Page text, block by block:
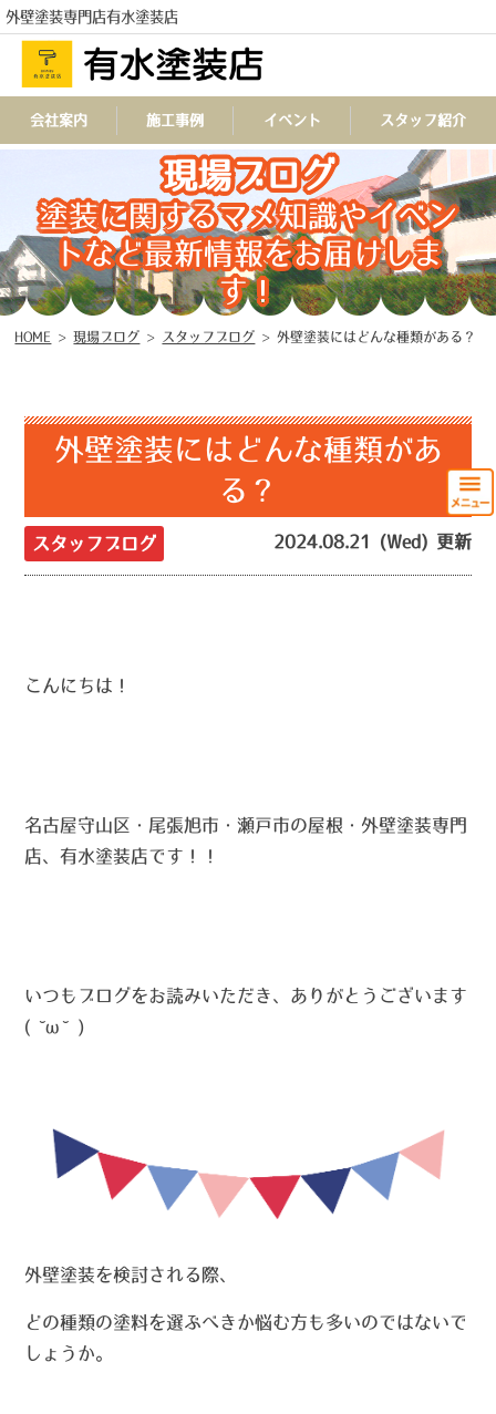
外壁塗装専門店有水塗装店
TEL
会社案内 施工事例 イベント スタッフ紹介
現場ブログ
塗装に関するマメ知識やイベン
トなど最新情報をお届けしま
す！
HOME >現場ブログ > スタッフブログ >外壁塗装にはどんな種類がある？
外壁塗装にはどんな種類があ
る？
スタッフブログ 2024.08.21 (Wed) 更新
こんにちは！
名古屋守山区・尾張旭市・瀬戸市の屋根・外壁塗装専門
店、有水塗装店です！！
いつもブログをお読みいただき、ありがとうございます
( ˘ω˘ )
外壁塗装を検討される際、
どの種類の塗料を選ぶべきか悩む方も多いのではないで
しょうか。